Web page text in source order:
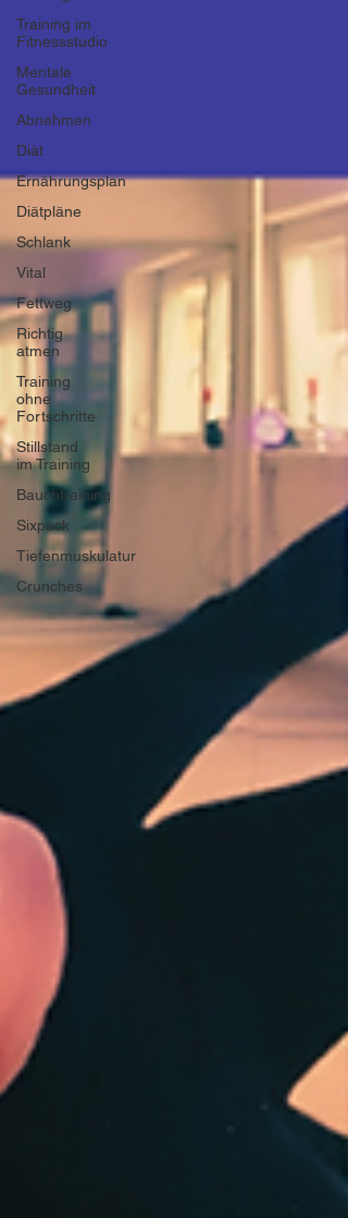
Training im
Fitnessstudio
Mentale
Gesundheit
Abnehmen
Diät
Ernährungsplan
Diätpläne
Schlank
Vital
Fettweg
Richtig
atmen
Training
ohne
Fortschritte
Stillstand
im Training
Bauchtraining
Sixpack
Tiefenmuskulatur
Crunches